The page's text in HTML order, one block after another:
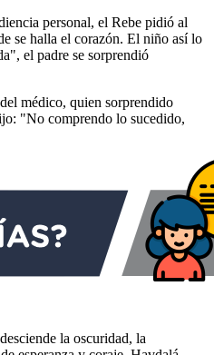
personal, el Rebe pidió al
se halla el corazón. El niño así lo
el padre se sorprendió
médico, quien sorprendido
"No comprendo lo sucedido,
la oscuridad, la